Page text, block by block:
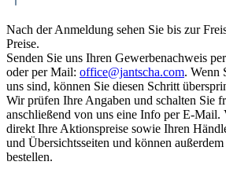
Nach der Anmeldung sehen Sie bis zur
Preise.
Senden Sie uns Ihren Gewerbenachweis
oder per Mail: office@jantscha.com. Wenn
uns sind, können Sie diesen Schritt
Wir prüfen Ihre Angaben und schalten Sie
anschließend von uns eine Info per E-Mail.
direkt Ihre Aktionspreise sowie Ihren
und Übersichtsseiten und können
bestellen.